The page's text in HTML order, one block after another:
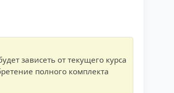
зависеть от текущего курса
полного комплекта